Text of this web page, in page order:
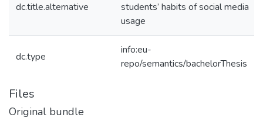
dc.title.alternative
students’ habits of social media
usage
dc.type
info:eu-
repo/semantics/bachelorThesis
Files
Original bundle